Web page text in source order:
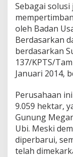
Sebagai
oleh Badan
Berdasarkan
berdasarkan
137/KPTS/
Januari 2014,
Perusahaan
9.059 hektar,
Gunung
Ubi. Meski
diperbarui,
telah